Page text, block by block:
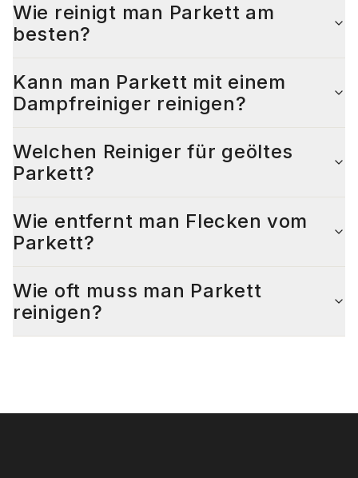
Wie reinigt man Parkett am
besten?
Kann man Parkett mit einem
Dampfreiniger reinigen?
Welchen Reiniger für geöltes
Parkett?
Wie entfernt man Flecken vom
Parkett?
Wie oft muss man Parkett
reinigen?